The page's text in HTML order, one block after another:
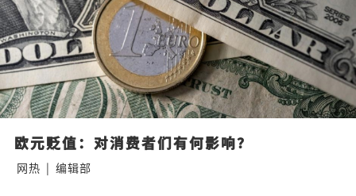
欧元贬值：对消费者们有何影响？
网热 | 编辑部